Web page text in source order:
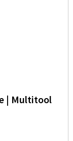
| Multitool